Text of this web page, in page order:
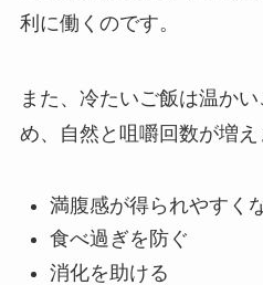
利に働くのです。
また、冷たいご飯は温か
め、自然と咀嚼回数が増え
満腹感が得られやすく
食べ過ぎを防ぐ
消化を助ける